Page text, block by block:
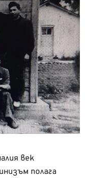
век
полага